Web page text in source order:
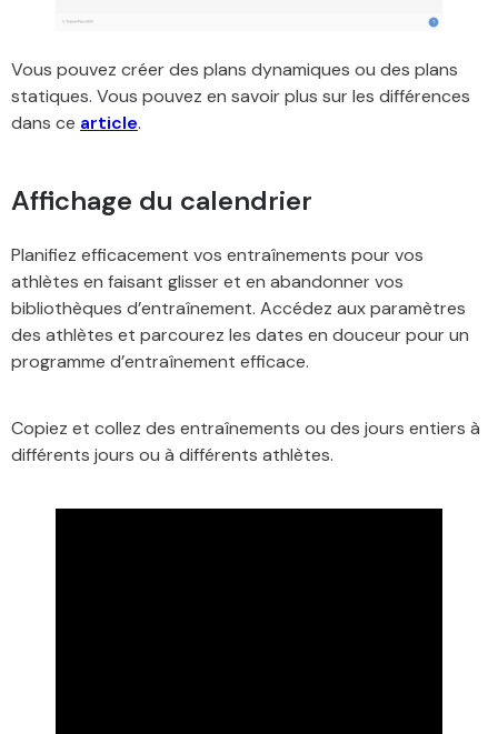
Vous pouvez créer des plans dynamiques ou des plans
statiques. Vous pouvez en savoir plus sur les différences
dans ce article.
Affichage du calendrier
Planifiez efficacement vos entraînements pour vos
athlètes en faisant glisser et en abandonner vos
bibliothèques d’entraînement. Accédez aux paramètres
des athlètes et parcourez les dates en douceur pour un
programme d’entraînement efficace.
Copiez et collez des entraînements ou des jours entiers à
différents jours ou à différents athlètes.